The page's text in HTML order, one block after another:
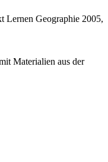
Lernen Geographie 2005,
Materialien aus der